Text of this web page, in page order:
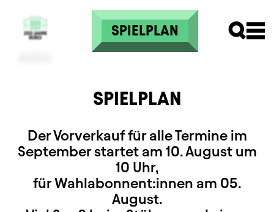
Skip to main content
SPIELPLAN
SPIELPLAN
Der Vorverkauf für alle Termine im
September startet am 10. August um
10 Uhr,
für Wahlabonnent:innen am 05.
August.